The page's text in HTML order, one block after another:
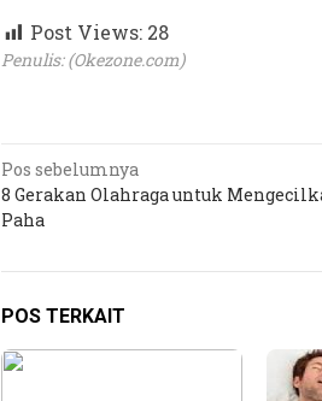
Post Views: 28
Penulis: (Okezone.com)
Navigasi
pos
Pos sebelumnya
8 Gerakan Olahraga untuk
Paha
POS TERKAIT